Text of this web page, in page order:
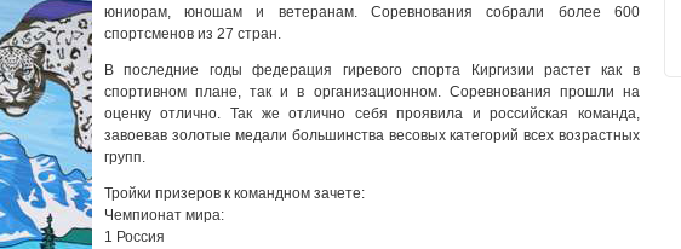
юниорам, юношам и ветеранам. Соревнования собрали более 600
спортсменов из 27 стран.
В последние годы федерация гиревого спорта Киргизии растет как в
спортивном плане, так и в организационном. Соревнования прошли на
оценку отлично. Так же отлично себя проявила и российская команда,
завоевав золотые медали большинства весовых категорий всех возрастных
групп.
Тройки призеров к командном зачете:
Чемпионат мира:
1 Россия